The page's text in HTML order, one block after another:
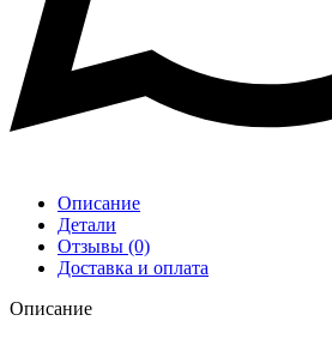
Описание
Детали
Отзывы (0)
Доставка и оплата
Описание